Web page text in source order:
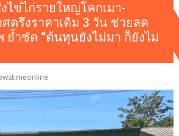
ไข่ไก่รายใหญ่โคกเมา-
ตรึงราคาเดิม 3 วัน ช่วยลด
ย้ำชัด “ต้นทุนยังไม่มา ก็ยังไม่